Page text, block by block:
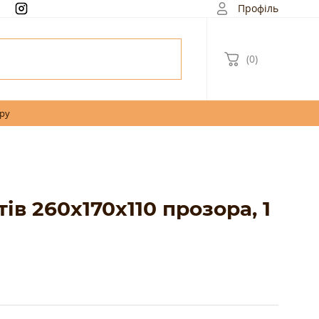
Профіль
(0)
260х170х110 прозора, 1